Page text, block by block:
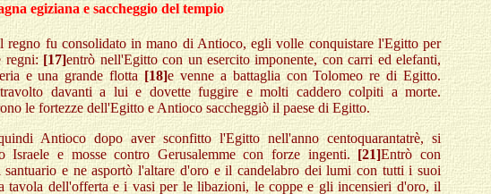
egiziana e saccheggio del tempio
regno fu consolidato in mano di Antioco, egli volle conquistare l'Egitto per
regni:[17]entrò nell'Egitto con un esercito imponente, con carri ed elefanti,
e una grande flotta[18]e venne a battaglia con Tolomeo re di Egitto.
davanti a lui e dovette fuggire e molti caddero colpiti a morte.
le fortezze dell'Egitto e Antioco saccheggiò il paese di Egitto.
Antioco dopo aver sconfitto l'Egitto nell'anno centoquarantatrè, si
Israele e mosse contro Gerusalemme con forze ingenti. [21]Entrò con
santuario e ne asportò l'altare d'oro e il candelabro dei lumi con tutti i suoi
tavola dell'offerta e i vasi per le libazioni, le coppe e gli incensieri d'oro, il